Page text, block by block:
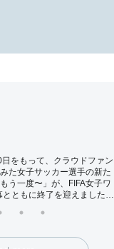
をもって、クラウドファン
た女子サッカー選手の新た
う一度〜」が、FIFA女子ワ
ともに終了を迎えました。
まった支援総額は
ました。 当クラファンを通